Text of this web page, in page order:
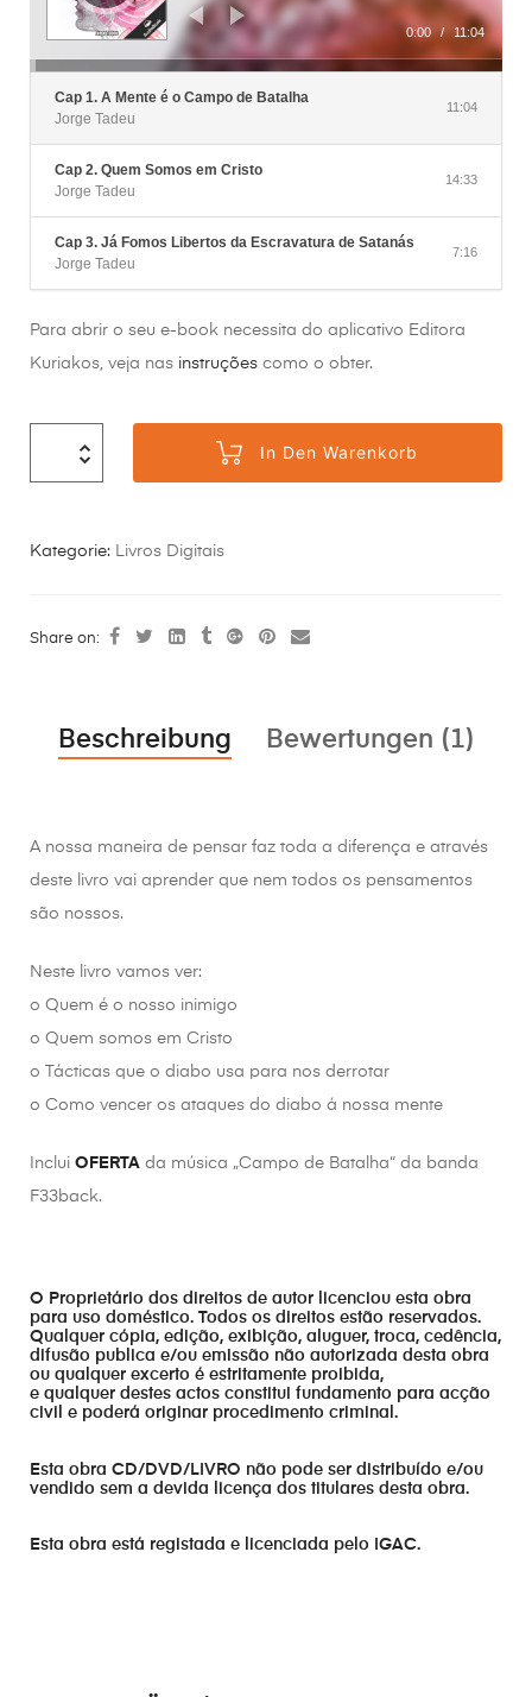
0:00 / 11:04
Cap 1. A Mente é o Campo de Batalha
Jorge Tadeu
11:04
Cap 2. Quem Somos em Cristo
Jorge Tadeu
14:33
Cap 3. Já Fomos Libertos da Escravatura de Satanás
Jorge Tadeu
7:16
Para abrir o seu e-book necessita do aplicativo Editora
Kuriakos, veja nas instruções como o obter.
In Den Warenkorb
Kategorie: Livros Digitais
Share on:
Beschreibung Bewertungen (1)
A nossa maneira de pensar faz toda a diferença e através
deste livro vai aprender que nem todos os pensamentos
são nossos.
Neste livro vamos ver:
o Quem é o nosso inimigo
o Quem somos em Cristo
o Tácticas que o diabo usa para nos derrotar
o Como vencer os ataques do diabo á nossa mente
Inclui OFERTA da música „Campo de Batalha“ da banda
F33back.
O Proprietário dos direitos de autor licenciou esta obra
para uso doméstico. Todos os direitos estão reservados.
Qualquer cópia, edição, exibição, aluguer, troca, cedência,
difusão publica e/ou emissão não autorizada desta obra
ou qualquer excerto é estritamente proibida,
e qualquer destes actos constitui fundamento para acção
civil e poderá originar procedimento criminal.
Esta obra CD/DVD/LIVRO não pode ser distribuído e/ou
vendido sem a devida licença dos titulares desta obra.
Esta obra está registada e licenciada pelo IGAC.